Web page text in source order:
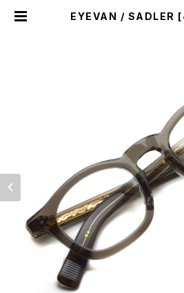
EYEVAN / SADLER [47] / SMK